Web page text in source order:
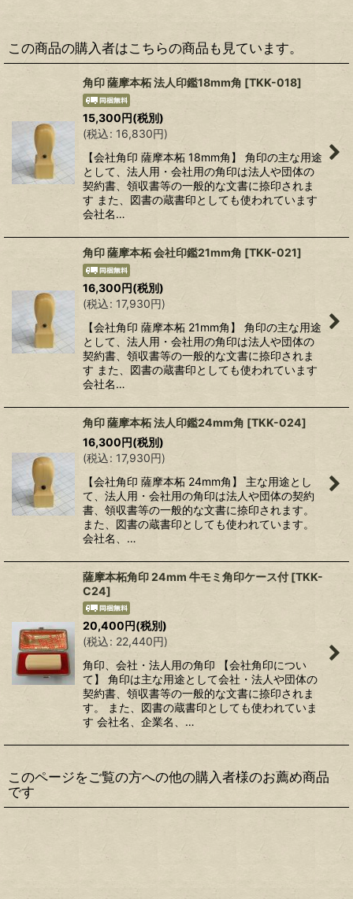
この商品の購入者はこちらの商品も見ています。
角印 薩摩本柘 法人印鑑18mm角 [TKK-018]
15,300円(税別)
(税込: 16,830円)
【会社角印 薩摩本柘 18mm角】 角印の主な用途
として、法人用・会社用の角印は法人や団体の
契約書、領収書等の一般的な文書に捺印されま
す また、図書の蔵書印としても使われています
会社名…
角印 薩摩本柘 会社印鑑21mm角 [TKK-021]
16,300円(税別)
(税込: 17,930円)
【会社角印 薩摩本柘 21mm角】 角印の主な用途
として、法人用・会社用の角印は法人や団体の
契約書、領収書等の一般的な文書に捺印されま
す また、図書の蔵書印としても使われています
会社名…
角印 薩摩本柘 法人印鑑24mm角 [TKK-024]
16,300円(税別)
(税込: 17,930円)
【会社角印 薩摩本柘 24mm角】 主な用途とし
て、法人用・会社用の角印は法人や団体の契約
書、領収書等の一般的な文書に捺印されます。
また、図書の蔵書印としても使われています。
会社名、…
薩摩本柘角印 24mm 牛モミ角印ケース付 [TKK-
C24]
20,400円(税別)
(税込: 22,440円)
角印、会社・法人用の角印 【会社角印につい
て】 角印は主な用途として会社・法人や団体の
契約書、領収書等の一般的な文書に捺印されま
す。 また、図書の蔵書印としても使われていま
す 会社名、企業名、…
このページをご覧の方への他の購入者様のお薦め商品
です